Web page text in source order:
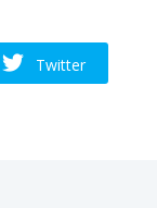
Twitter